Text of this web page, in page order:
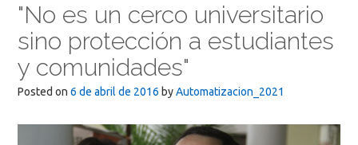
"No es un cerco universitario
sino protección a estudiantes
y comunidades"
Posted on 6 de abril de 2016 byAutomatizacion_2021